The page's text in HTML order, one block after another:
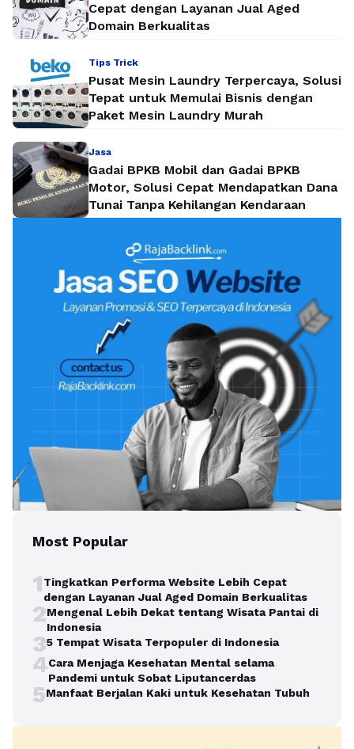
Cepat dengan Layanan Jual Aged
Domain Berkualitas
Tips Trick
Pusat Mesin Laundry Terpercaya, Solusi
Tepat untuk Memulai Bisnis dengan
Paket Mesin Laundry Murah
Jasa
Gadai BPKB Mobil dan Gadai BPKB
Motor, Solusi Cepat Mendapatkan Dana
Tunai Tanpa Kehilangan Kendaraan
Most Popular
1Tingkatkan Performa Website Lebih Cepat
dengan Layanan Jual Aged Domain Berkualitas
2Mengenal Lebih Dekat tentang Wisata Pantai di
Indonesia
35 Tempat Wisata Terpopuler di Indonesia
4Cara Menjaga Kesehatan Mental selama
Pandemi untuk Sobat Liputancerdas
5Manfaat Berjalan Kaki untuk Kesehatan Tubuh